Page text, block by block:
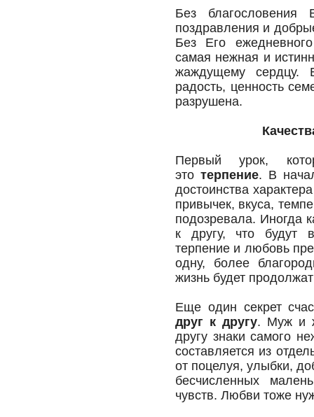
Без
поздравления и
Без Его
самая нежная и
жаждущему сердцу.
радость, ценность
разрушена.
Первый урок,
это терпение. В
достоинства
привычек, вкуса,
подозревала. Иногда
к другу, что будут
терпение и любовь
одну, более
жизнь будет
Еще один секрет
друг к другу. Муж и
другу знаки самого
составляется из
от поцелуя, улыбки,
бесчисленных
чувств. Любви тоже